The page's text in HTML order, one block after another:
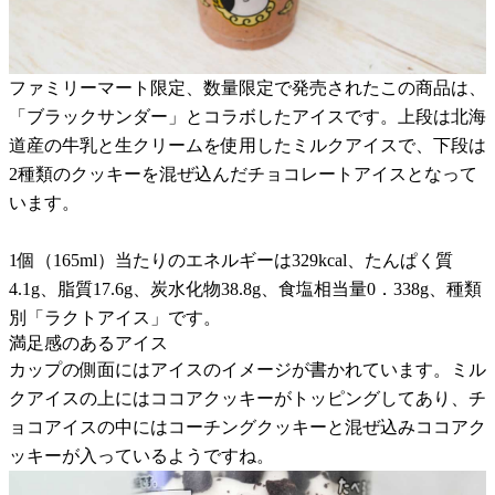
ファミリーマート限定、数量限定で発売されたこの商品は、
「ブラックサンダー」とコラボしたアイスです。上段は北海
道産の牛乳と生クリームを使用したミルクアイスで、下段は
2種類のクッキーを混ぜ込んだチョコレートアイスとなって
います。
1個（165ml）当たりのエネルギーは329kcal、たんぱく質
4.1g、脂質17.6g、炭水化物38.8g、食塩相当量0．338g、種類
別「ラクトアイス」です。
満足感のあるアイス
カップの側面にはアイスのイメージが書かれています。ミル
クアイスの上にはココアクッキーがトッピングしてあり、チ
ョコアイスの中にはコーチングクッキーと混ぜ込みココアク
ッキーが入っているようですね。